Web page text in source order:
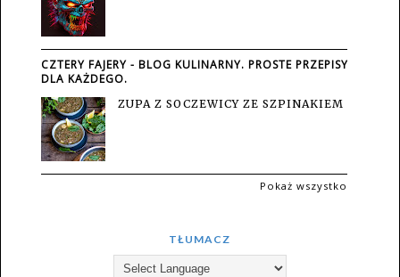
CZTERY FAJERY - BLOG KULINARNY. PROSTE PRZEPISY
DLA KAŻDEGO.
ZUPA Z SOCZEWICY ZE SZPINAKIEM
Pokaż wszystko
TŁUMACZ